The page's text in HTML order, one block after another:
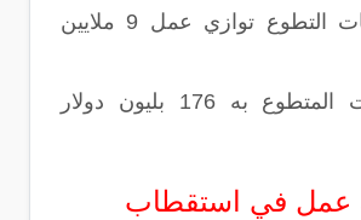
- معدل ساعات التطوع توازي عمل 9 ملايين
- قيمة الوقت المتطوع به 176 بليون دولار
عمل في استقطاب